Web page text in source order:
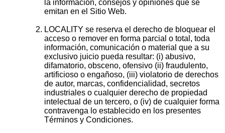
la información, consejos y opiniones que se
emitan en el Sitio Web.
LOCALITY se reserva el derecho de bloquear el
acceso o remover en forma parcial o total, toda
información, comunicación o material que a su
exclusivo juicio pueda resultar: (i) abusivo,
difamatorio, obsceno, ofensivo (ii) fraudulento,
artificioso o engañoso, (iii) violatorio de derechos
de autor, marcas, confidencialidad, secretos
industriales o cualquier derecho de propiedad
intelectual de un tercero, o (iv) de cualquier forma
contravenga lo establecido en los presentes
Términos y Condiciones.